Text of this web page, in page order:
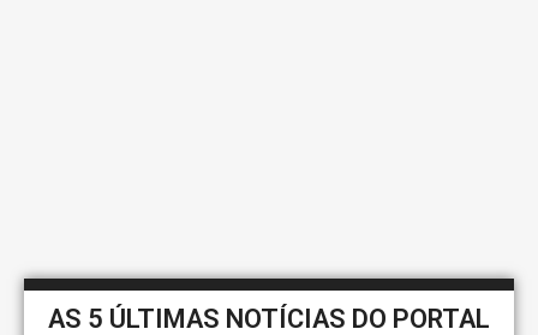
AS 5 ÚLTIMAS NOTÍCIAS DO PORTAL